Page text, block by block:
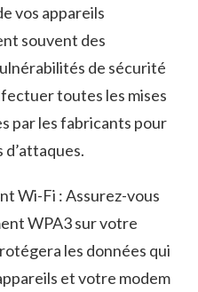
vos appareils
souvent des
⁤de sécurité
toutes les mises
par les fabricants pour
d’attaques.
Wi-Fi​ : Assurez-vous
WPA3 sur votre
les données qui
et votre ‌modem